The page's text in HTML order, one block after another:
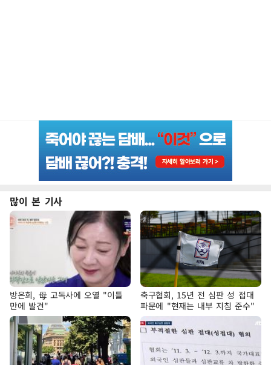
많이 본 기사
방은희, 母 고독사에 오열 "이틀
만에 발견"
축구협회, 15년 전 심판 성 접대
파문에 "현재는 내부 지침 준수"